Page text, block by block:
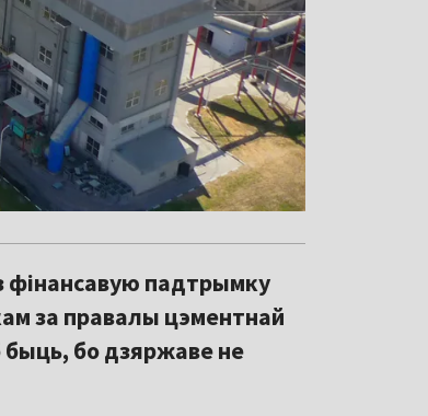
фінансавую падтрымку
за правалы цэментнай
быць, бо дзяржаве не